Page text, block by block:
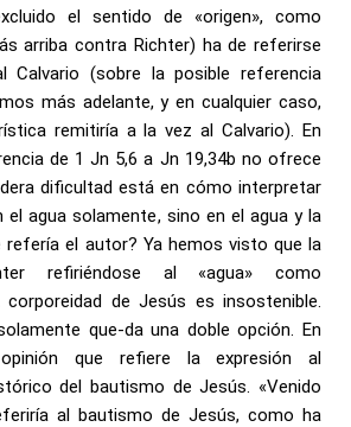
el sentido de «origen», como
arriba contra Richter) ha de referirse
Calvario (sobre la posible referencia
más adelante, y en cualquier caso,
remitiría a la vez al Calvario). En
de 1 Jn 5,6 a Jn 19,34b no ofrece
dificultad está en cómo interpretar
el agua solamente, sino en el agua y la
refería el autor? Ya hemos visto que la
refiriéndose al «agua» como
de Jesús es insostenible.
que-da una doble opción. En
que refiere la expresión al
del bautismo de Jesús. «Venido
al bautismo de Jesús, como ha